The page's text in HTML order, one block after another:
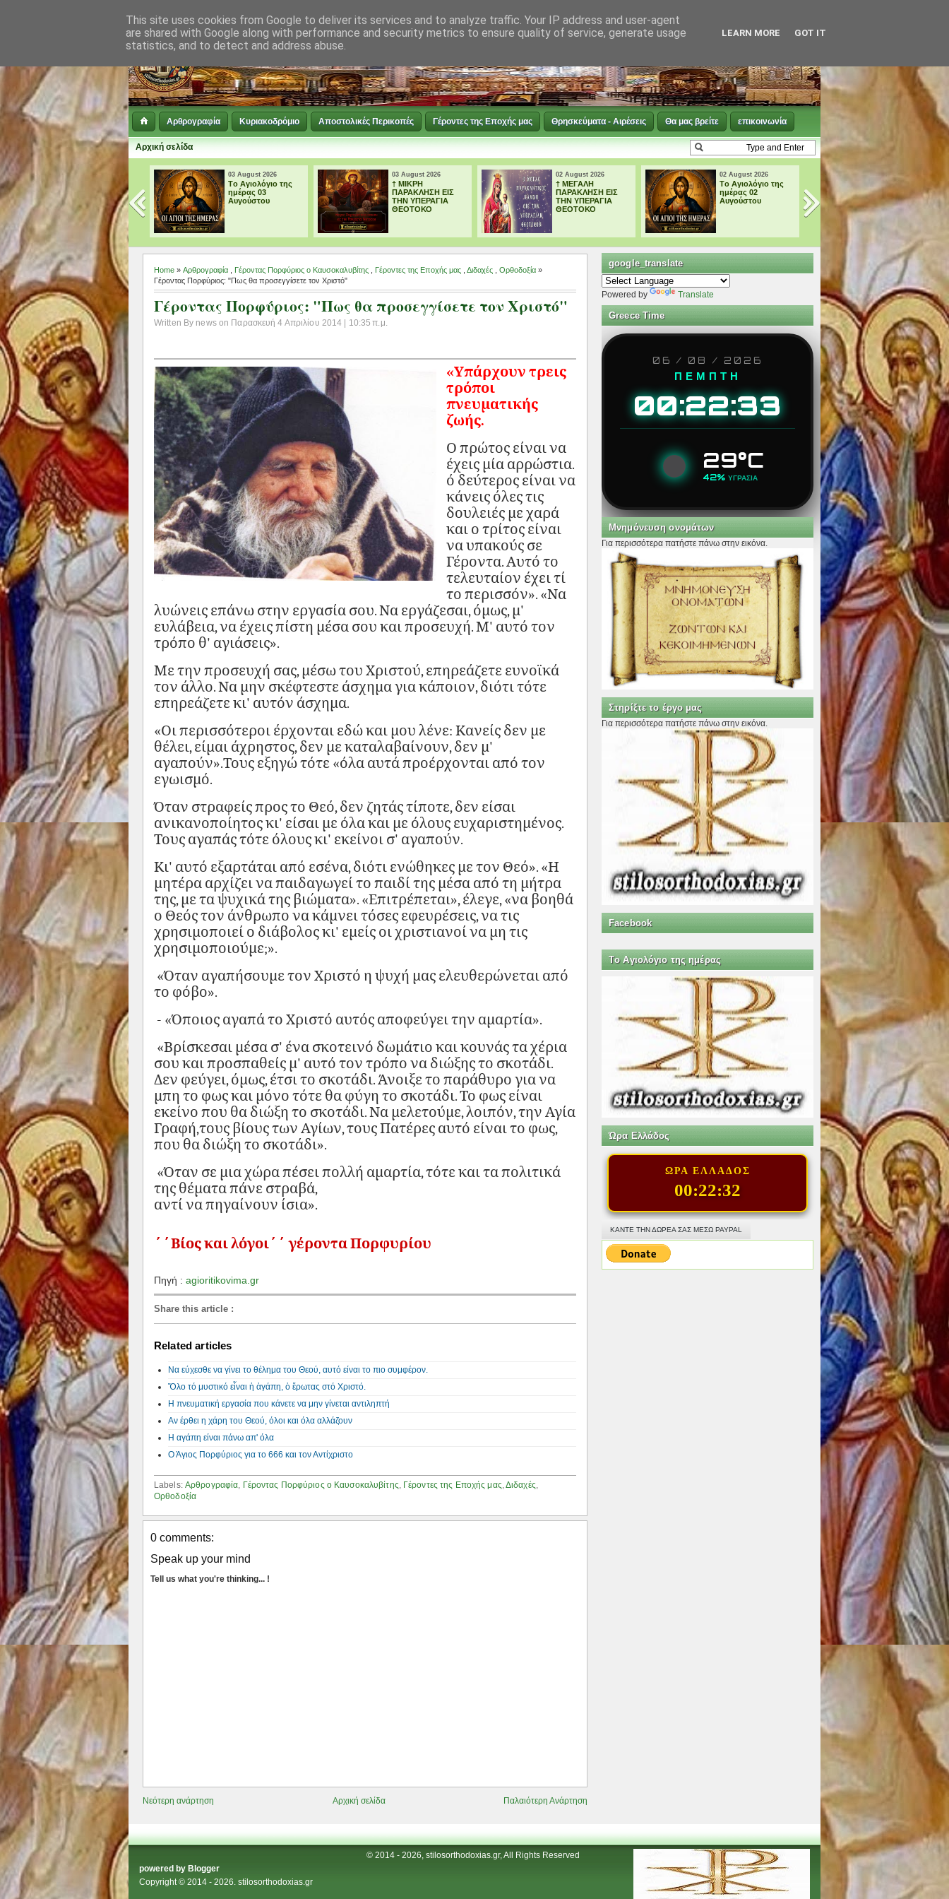
Αρθρογραφία Κυριακοδρόμιο Αποστολικές Περικοπές Γέροντες της Εποχής μας Θρησκεύματα - Αιρέσεις Θα μας βρείτε επικοινωνία
Αρχική σελίδα
03 August 2026
Tο Αγιολόγιο της
ημέρας 03
Αυγούστου
03 August 2026
† ΜΙΚΡΗ
ΠΑΡΑΚΛΗΣΗ ΕΙΣ
ΤΗΝ ΥΠΕΡΑΓΙΑ
02 August 2026
† ΜΕΓΑΛΗ
ΠΑΡΑΚΛΗΣΗ ΕΙΣ
ΤΗΝ ΥΠΕΡΑΓΙΑ
ΘΕΟΤΟΚΟ
02 August 2026
Tο Αγιολόγιο της
ημέρας 02
Αυγούστου
01 August 2026
Tο Αγιολόγιο της
ημέρας 01
Αυγούστου
12 July 2026
Η κοίμηση του
Αγίου μας
στις 12 Ιουλίου το
1994.
Home » Αρθρογραφία Γέροντας Πορφύριος ο Καυσοκαλυβίτης Γέροντες της Εποχής μας Διδαχές Ορθοδοξία »
Γέροντας Πορφύριος: "Πως θα προσεγγίσετε τον Χριστό"
Γέροντας Πορφύριος: "Πως θα προσεγγίσετε τον Χριστό"
Written By news on Παρασκευή 4 Απριλίου 2014 | 10:35 π.μ.
«Υπάρχουν τρεις
τρόποι
πνευματικής
ζωής.
Ο πρώτος είναι να
έχεις μία αρρώστια.
ό δεύτερος είναι να
κάνεις όλες τις
δουλειές με χαρά
και ο τρίτος είναι
να υπακούς σε
Γέροντα. Αυτό το
τελευταίον έχει τί
το περισσόν». «Να
λυώνεις επάνω στην εργασία σου. Να εργάζεσαι, όμως, μ'
ευλάβεια, να έχεις πίστη μέσα σου και προσευχή. Μ' αυτό τον
τρόπο θ' αγιάσεις».
Με την προσευχή σας, μέσω του Χριστού, επηρεάζετε ευνοϊκά
τον άλλο. Να μην σκέφτεστε άσχημα για κάποιον, διότι τότε
επηρεάζετε κι' αυτόν άσχημα.
«Οι περισσότεροι έρχονται εδώ και μου λένε: Κανείς δεν με
θέλει, είμαι άχρηστος, δεν με καταλαβαίνουν, δεν μ'
αγαπούν».Τους εξηγώ τότε «όλα αυτά προέρχονται από τον
εγωισμό.
Όταν στραφείς προς το Θεό, δεν ζητάς τίποτε, δεν είσαι
ανικανοποίητος κι' είσαι με όλα και με όλους ευχαριστημένος.
Τους αγαπάς τότε όλους κι' εκείνοι σ' αγαπούν.
Κι' αυτό εξαρτάται από εσένα, διότι ενώθηκες με τον Θεό». «Η
μητέρα αρχίζει να παιδαγωγεί το παιδί της μέσα από τη μήτρα
της, με τα ψυχικά της βιώματα». «Επιτρέπεται», έλεγε, «να βοηθά
ο Θεός τον άνθρωπο να κάμνει τόσες εφευρέσεις, να τις
χρησιμοποιεί ο διάβολος κι' εμείς οι χριστιανοί να μη τις
χρησιμοποιούμε;».
«Όταν αγαπήσουμε τον Χριστό η ψυχή μας ελευθερώνεται από
το φόβο».
- «Όποιος αγαπά το Χριστό αυτός αποφεύγει την αμαρτία».
«Βρίσκεσαι μέσα σ' ένα σκοτεινό δωμάτιο και κουνάς τα χέρια
σου και προσπαθείς μ' αυτό τον τρόπο να διώξης το σκοτάδι.
Δεν φεύγει, όμως, έτσι το σκοτάδι. Άνοιξε το παράθυρο για να
μπη το φως και μόνο τότε θα φύγη το σκοτάδι. Το φως είναι
εκείνο που θα διώξη το σκοτάδι. Να μελετούμε, λοιπόν, την Αγία
Γραφή,τους βίους των Αγίων, τους Πατέρες αυτό είναι το φως,
που θα διώξη το σκοτάδι».
«Όταν σε μια χώρα πέσει πολλή αμαρτία, τότε και τα πολιτικά
της θέματα πάνε στραβά,
αντί να πηγαίνουν ίσια».
΄΄Βίος και λόγοι΄΄ γέροντα Πορφυρίου
Πηγή : agioritikovima.gr
Share this article :
Related articles
Να εύχεσθε να γίνει το θέλημα του Θεού, αυτό είναι το πιο συμφέρον.
Ὅλο τό μυστικό εἶναι ἡ ἀγάπη, ὁ ἔρωτας στό Χριστό.
Η πνευματική εργασία που κάνετε να μην γίνεται αντιληπτή
Αν έρθει η χάρη του Θεού, όλοι και όλα αλλάζουν
Η αγάπη είναι πάνω απ' όλα
Ο Άγιος Πορφύριος για το 666 και τον Αντίχριστο
Labels: Αρθρογραφία Γέροντας Πορφύριος ο Καυσοκαλυβίτης Γέροντες της Εποχής μας ,Διδαχές
Ορθοδοξία
0 comments:
Speak up your mind
Tell us what you're thinking... !
Νεότερη ανάρτηση Παλαιότερη Ανάρτηση
Αρχική σελίδα
google_translate
Powered by Translate
Greece Time
06 / 08 / 2026
ΠΕΜΠΤΗ
00:22:34
29°C
42% ΥΓΡΑΣΙΑ
Μνημόνευση ονομάτων
Για περισσότερα πατήστε πάνω στην εικόνα.
Στηρίξτε το έργο μας
Για περισσότερα πατήστε πάνω στην εικόνα.
Facebook
Tο Αγιολόγιο της ημέρας
Ώρα Ελλάδος
ΩΡΑ ΕΛΛΑΔΟΣ
00:22:34
ΚΑΝΤΕ ΤΗΝ ΔΩΡΕΑ ΣΑΣ ΜΕΣΩ PAYPAL
powered by Blogger
Copyright © 2014 - 2026. stilosorthodoxias.gr
© 2014 - 2026, stilosorthodoxias.gr, All Rights Reserved
This site uses cookies from Google to deliver its services and to analyze traffic. Your IP address and user-agent
are shared with Google along with performance and security metrics to ensure quality of service, generate usage
statistics, and to detect and address abuse.
LEARN MORE GOT IT